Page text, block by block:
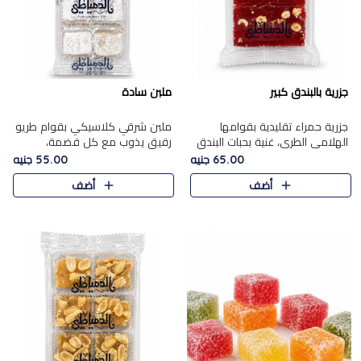
جزرية بالبندق كبير
جزرية حمراء تقليدية بقوامها
الهلامي الطري، غنية بحبات البندق
الفاخرة التي تضيف قرمشة راقية
إلى قوامها الناعم، لتقدم مزيجًا
متوازنًا من النكه..
65.00 جنيه
أضف
ملبن سادة
ملبن شرقي كلاسيكي بقوام طريو
رقيق يذوب مع كل قضمة،
مغطى بطبقة ناعمة من السكر
البودرة ليقدم المذاق الأصيل الذي
ارتبط بحلويات المولد التقليدي..
55.00 جنيه
أضف